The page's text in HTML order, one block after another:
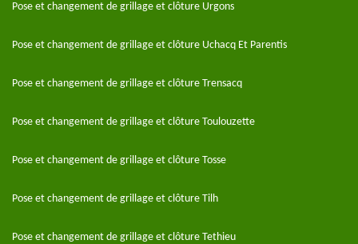
Pose et changement de grillage et clôture Urgons
Pose et changement de grillage et clôture Uchacq Et Parentis
Pose et changement de grillage et clôture Trensacq
Pose et changement de grillage et clôture Toulouzette
Pose et changement de grillage et clôture Tosse
Pose et changement de grillage et clôture Tilh
Pose et changement de grillage et clôture Tethieu